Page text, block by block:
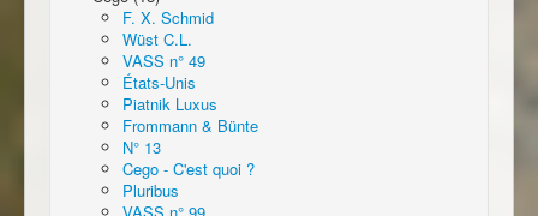
F. X. Schmid
Wüst C.L.
VASS n° 49
États-Unis
Piatnik Luxus
Frommann & Bünte
N° 13
Cego - C'est quoi ?
Pluribus